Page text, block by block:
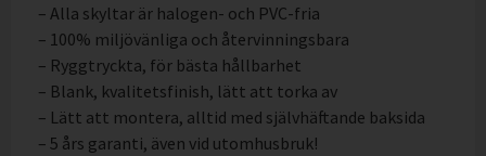
– Alla skyltar är halogen- och PVC-fria
– 100% miljövänliga och återvinningsbara
– Ryggtryckta, för bästa hållbarhet
– Blank, kvalitetsfinish, lätt att torka av
– Lätt att montera, alltid med självhäftande baksida
– 5 års garanti, även vid utomhusbruk!